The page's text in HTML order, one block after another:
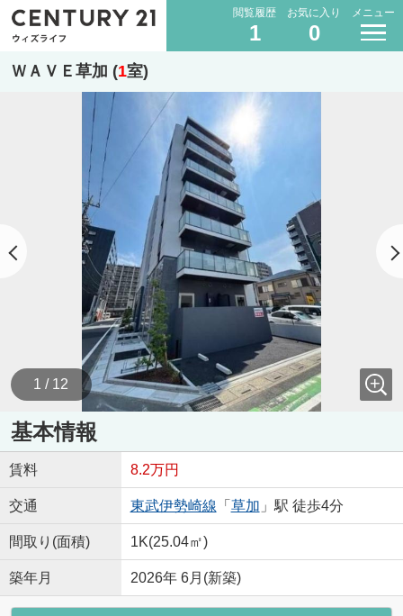
閲覧履歴
1
お気に入り
0
メニュー
ＷＡＶＥ草加 (1室)
1 / 12
基本情報
賃料 8.2万円
交通 東武伊勢崎線 「 草加 」駅 徒歩4分
間取り(面積) 1K(25.04㎡)
築年月 2026年 6月(新築)